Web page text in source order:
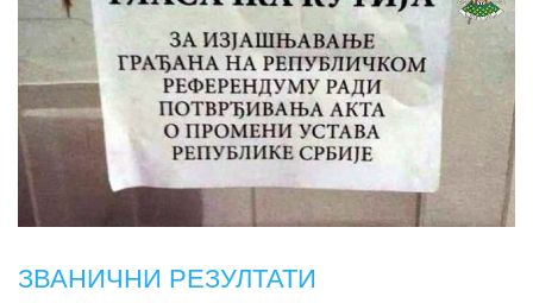
ЗВАНИЧНИ РЕЗУЛТАТИ